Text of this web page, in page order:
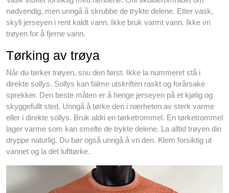
nødvendig, men unngå å skrubbe de trykte delene. Etter vask,
skyll jerseyen i rent kaldt vann. Ikke bruk varmt vann. Ikke vri
trøyen for å fjerne vann.
Tørking av trøya
Når du tørker trøyen, snu den først. Ikke la nummeret stå i
direkte sollys. Sollys kan falme utskriften raskt og forårsake
sprekker. Den beste måten er å henge jerseyen på et kjølig og
skyggefullt sted. Unngå å tørke den i nærheten av sterk varme
eller i direkte sollys. Bruk aldri en tørketrommel. En tørketrommel
lager varme som kan smelte de trykte delene. La alltid trøyen din
dryppe naturlig. Du bør også unngå å vri den. Klem forsiktig ut
vannet og la det lufttørke.